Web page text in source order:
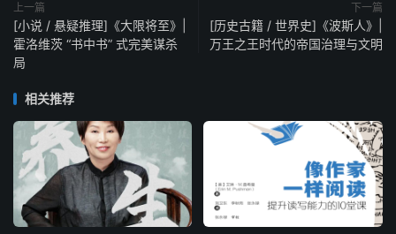
上一篇
[小说 / 悬疑推理]《大限将至》|
霍洛维茨 “书中书” 式完美谋杀
局
下一篇
[历史古籍 / 世界史]《波斯人》|
万王之王时代的帝国治理与文明
相关推荐